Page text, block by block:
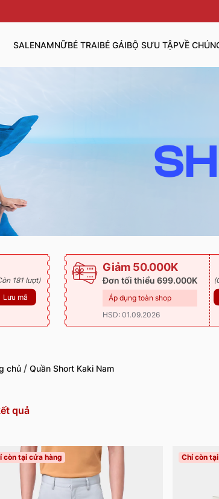
SALENAMNỮBÉ TRAIBÉ GÁIBỘ SƯU TẬPVỀ
181 lượt)
Lưu mã
Giảm 50.000K
Đơn tối thiểu 699.000K
Áp dụng toàn shop
HSD: 01.09.2026
chủ / Quần Short Kaki Nam
quả
còn tại cửa hàng Chỉ còn